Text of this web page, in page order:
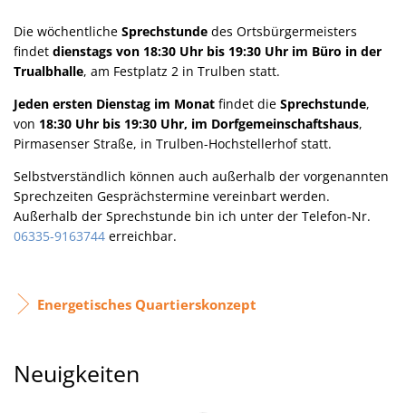
Die wöchentliche Sprechstunde des Ortsbürgermeisters
findet dienstags von 18:30 Uhr bis 19:30 Uhr im Büro in der
Trualbhalle, am Festplatz 2 in Trulben statt.
Jeden ersten Dienstag im Monat findet die Sprechstunde,
von 18:30 Uhr bis 19:30 Uhr, im Dorfgemeinschaftshaus,
Pirmasenser Straße, in Trulben-Hochstellerhof statt.
Selbstverständlich können auch außerhalb der vorgenannten
Sprechzeiten Gesprächstermine vereinbart werden.
Außerhalb der Sprechstunde bin ich unter der Telefon-Nr.
06335-9163744 erreichbar.
Energetisches Quartierskonzept
Neuigkeiten